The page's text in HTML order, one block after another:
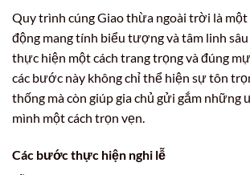
Quy trình cúng Giao thừa ngoài trời là một
động mang tính biểu tượng và tâm linh
thực hiện một cách trang trọng và đúng
các bước này không chỉ thể hiện sự tôn
thống mà còn giúp gia chủ gửi gắm những
mình một cách trọn vẹn.
Các bước thực hiện nghi lễ